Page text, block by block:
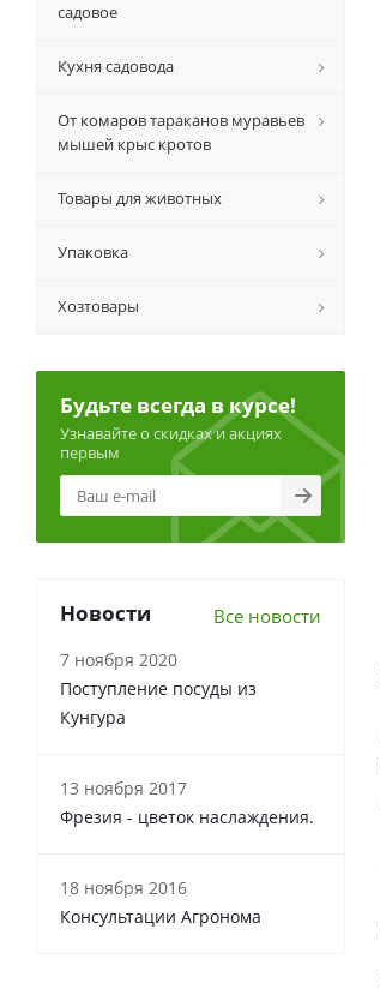
садовое
Кухня садовода
От комаров тараканов муравьев
мышей крыс кротов
Товары для животных
Упаковка
Хозтовары
Будьте всегда в курсе!
Узнавайте о скидках и акциях
первым
Новости Все новости
7 ноября 2020
Поступление посуды из
Кунгура
13 ноября 2017
Фрезия - цветок наслаждения.
18 ноября 2016
Консультации Агронома